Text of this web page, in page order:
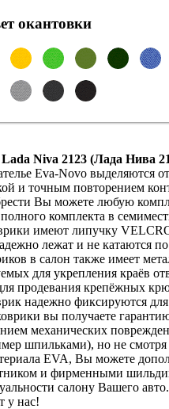
окантовки
Niva 2123 (Лада Нива
Eva-Novo выделяются
и точным повторением
Вы можете любую
комплекта в
имеют липучку
лежат и не катаются по
в салон также имеет
для укрепления краёв
продевания крепёжных
надежно фиксируются для
вы получаете
механических
шпильками), но не смотря
EVA, Вы можете
и фирменными
салону Вашего авто.
у нас!